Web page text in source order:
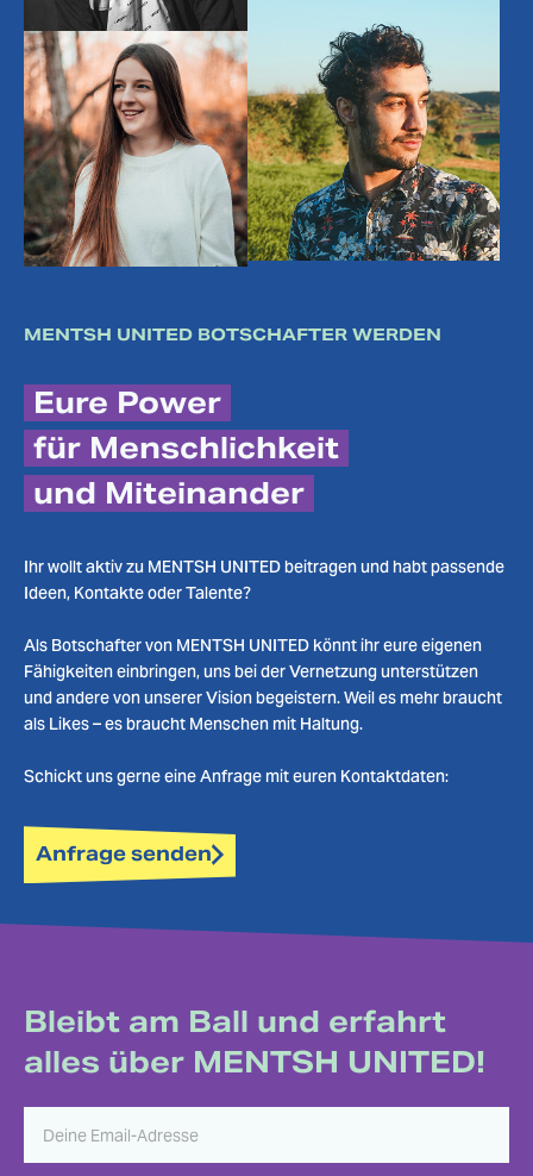
MENTSH UNITED BOTSCHAFTER WERDEN
Eure Power
für Menschlichkeit
und Miteinander
Ihr wollt aktiv zu MENTSH UNITED beitragen und habt passende
Ideen, Kontakte oder Talente?
Als Botschafter von MENTSH UNITED könnt ihr eure eigenen
Fähigkeiten einbringen, uns bei der Vernetzung unterstützen
und andere von unserer Vision begeistern. Weil es mehr braucht
als Likes – es braucht Menschen mit Haltung.
Schickt uns gerne eine Anfrage mit euren Kontaktdaten:
Anfrage senden
Bleibt am Ball und erfahrt
alles über MENTSH UNITED!